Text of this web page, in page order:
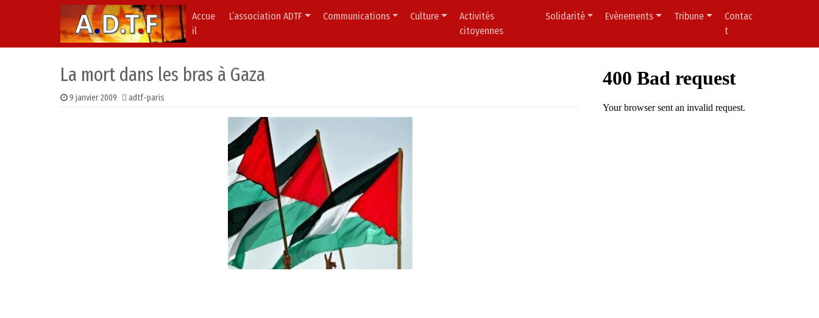
Skip to content
Main Navigation
Accue
il
L’association ADTF Communications Culture
Activités
citoyennes
Solidarité Evènements Tribune
Contac
t
La mort dans les bras à Gaza
9 janvier 2009 adtf-paris